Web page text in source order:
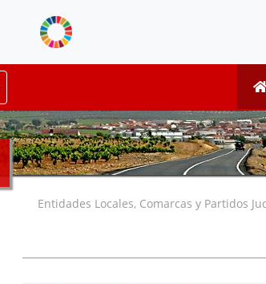
Entidades Locales, Comarcas y Partidos